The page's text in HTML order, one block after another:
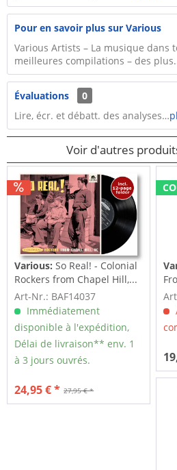
Pour en savoir plus sur Various
Various Artists – La musique dans
meilleures compilations – des
Évaluations
0
Lire, écr. et débatt. des analyses…
Voir d'autres
Various:So Real! - Colonial
Rockers from Chapel Hill,...
Art-Nr.: BAF14037
Immédiatement
disponible à l'expédition,
Délai de livraison** env. 1
à 3 jours ouvrés.
27,95 € *
24,95 € *